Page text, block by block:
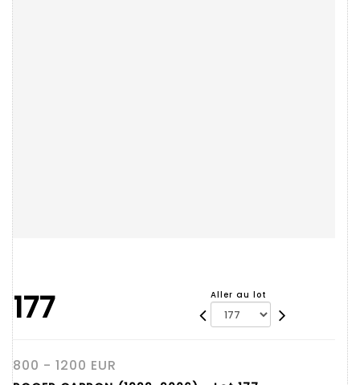
177 Aller au lot
800 - 1200 EUR